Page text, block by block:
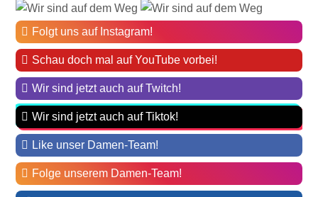
Folgt uns auf Instagram!
Schau doch mal auf YouTube vorbei!
Wir sind jetzt auch auf Twitch!
Wir sind jetzt auch auf Tiktok!
Like unser Damen-Team!
Folge unserem Damen-Team!